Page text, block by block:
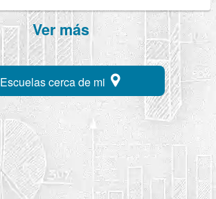
Ver más
Escuelas cerca de mi